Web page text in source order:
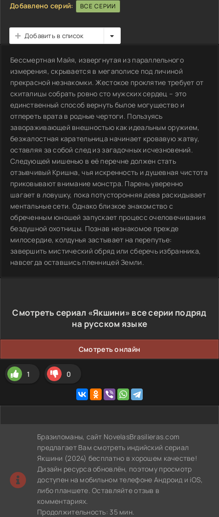
Добавлено серий:
ВСЕ СЕРИИ
Добавить в список
Бессмертная Майя, извергнутая из параллельного
измерения, скрывается в мегаполисе под личиной
прекрасной незнакомки. Жестокое проклятие требует от
скиталицы собрать ровно сто мужских сердец – это
единственный способ вернуть былое могущество и
отпереть врата в родные чертоги. Пользуясь
завораживающей внешностью как идеальным оружием,
безжалостная карательница начинает кровавую жатву,
оставляя за собой след из загадочных исчезновений.
Следующей мишенью в её перечне должен стать
отзывчивый Кришна, чья искренность и душевная чистота
приковывают внимание монстра. Парень уверенно
шагает в ловушку, пока потусторонняя дева раскидывает
ментальные сети. Однако близкое знакомство с
обреченным юношей запускает процесс очеловечивания
бездушной охотницы. Познав незнакомое прежде
милосердие, колдунья застывает на перепутье:
завершить мистический обряд или сберечь избранника,
навсегда оставшись пленницей Земли.
Смотреть сериал «Якшини» все серии подряд
на русском языке
Смотреть онлайн
1 0
Бразиломаны, сайт NovelasBrasilieras.com
предлагает Вам смотреть индийский сериал
Якшини (2024) бесплатно в хорошем качестве!
Дизайн ресурса обновлён, поэтому просмотр
доступен на мобильном телефоне Андроид и iOS,
либо планшете. Оставляйте отзыв в
комментариях.
Продолжительность: 35 мин.